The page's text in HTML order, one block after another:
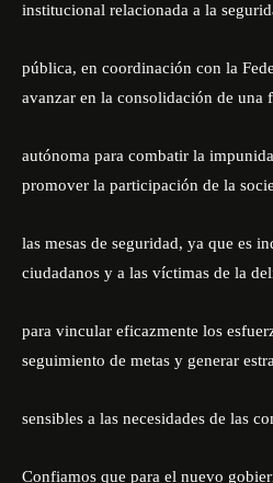
institucional relacionada a la
pública, en coordinación con la
avanzar en la consolidación de una
autónoma para combatir la
promover la participación de la
las mesas de seguridad, ya que es
ciudadanos y a las víctimas de la
para vincular eficazmente los
seguimiento de metas y generar
sensibles a las necesidades de las
Confiamos que para el nuevo